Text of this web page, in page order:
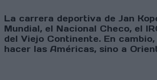
La carrera deportiva de Jan
Mundial, el Nacional Checo, el
del Viejo Continente. En
hacer las Américas, sino a